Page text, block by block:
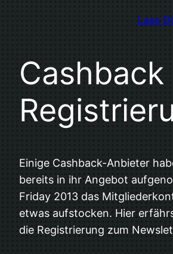
Lass
Einige Cashback-Anbieter
bereits in ihr Angebot
Friday 2013 das
etwas aufstocken. Hier
die Registrierung zum